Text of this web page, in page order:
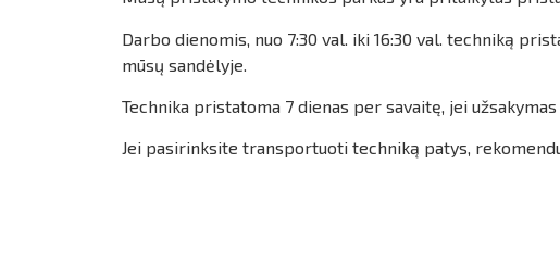
Darbo dienomis, nuo 7:30 val. iki 16:30 val. techniką
mūsų sandėlyje.
Technika pristatoma 7 dienas per savaitę, jei
Jei pasirinksite transportuoti techniką patys,